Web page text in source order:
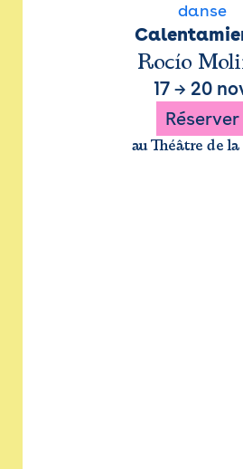
danse
Rocío
17→ 20
Réserver
au Théâtre de